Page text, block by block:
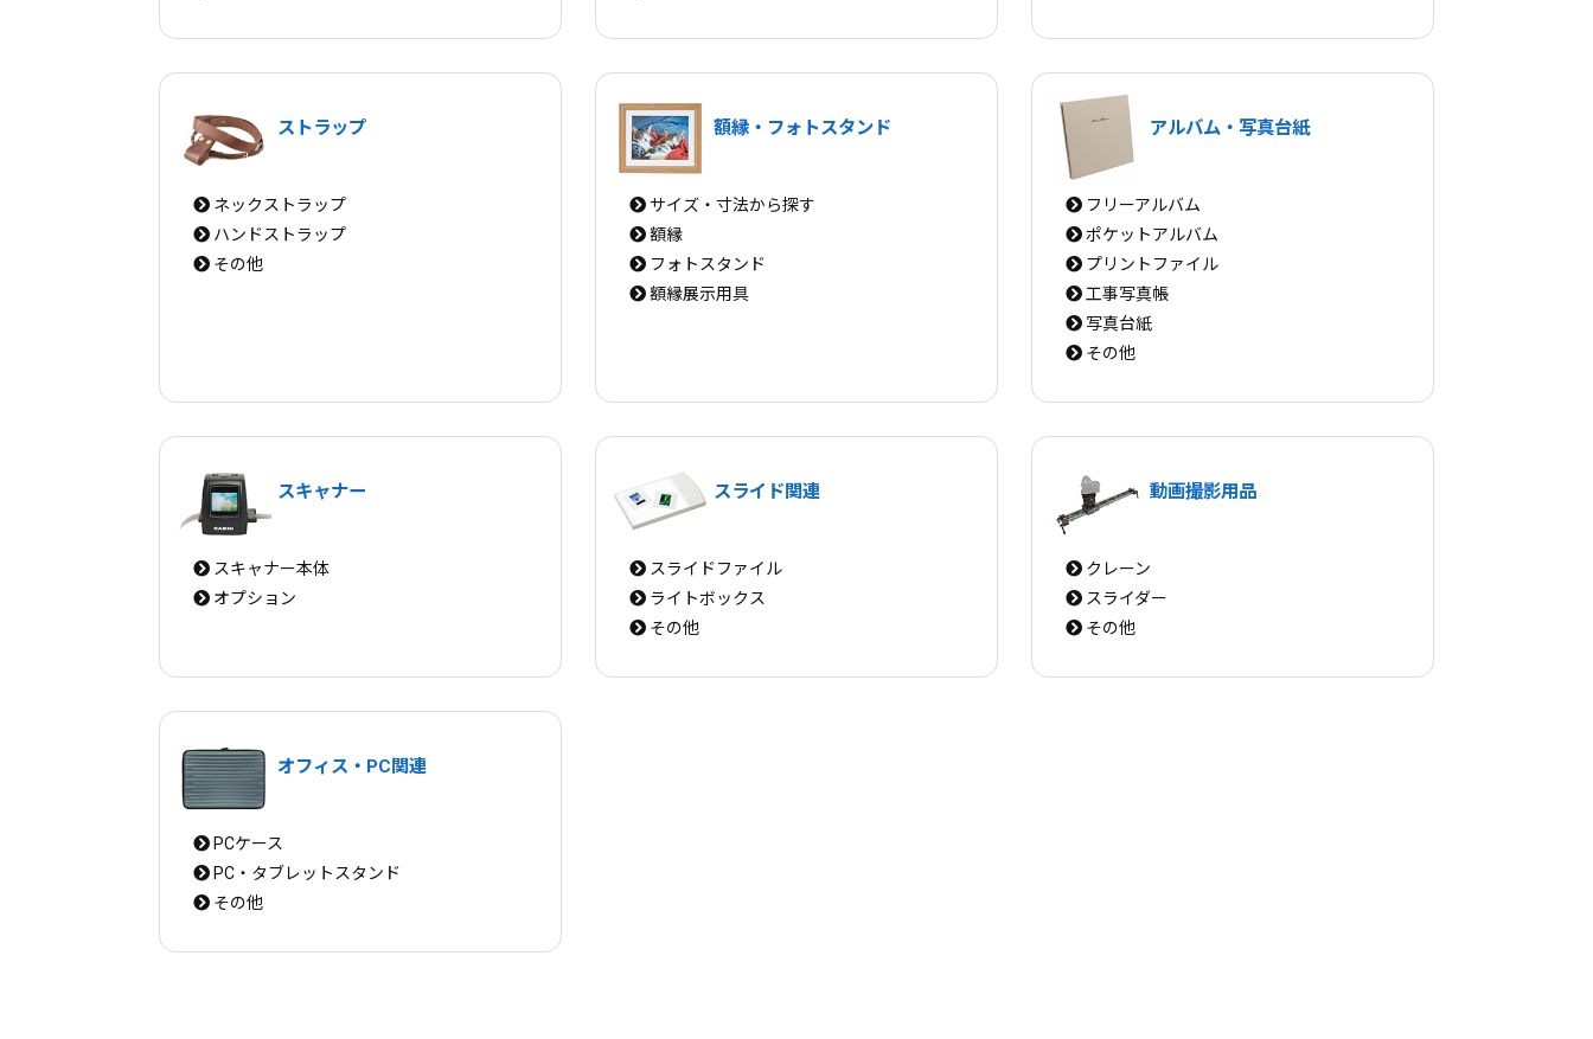
ストラップ
ネックストラップ
ハンドストラップ
その他
額縁・フォトスタンド
サイズ・寸法から探す
額縁
フォトスタンド
額縁展示用具
アルバム・写真台紙
フリーアルバム
ポケットアルバム
プリントファイル
工事写真帳
写真台紙
その他
スキャナー
スキャナー本体
オプション
スライド関連
スライドファイル
ライトボックス
その他
動画撮影用品
クレーン
スライダー
その他
オフィス・PC関連
PCケース
PC・タブレットスタンド
その他